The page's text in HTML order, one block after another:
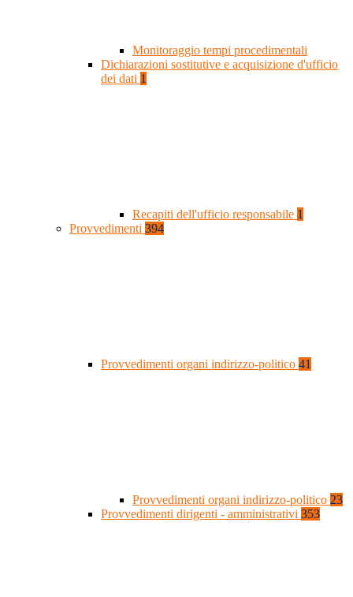
Monitoraggio tempi procedimentali
Dichiarazioni sostitutive e acquisizione d'ufficio
dei dati 1
Recapiti dell'ufficio responsabile 1
Provvedimenti 394
Provvedimenti organi indirizzo-politico 41
Provvedimenti organi indirizzo-politico 23
Provvedimenti dirigenti - amministrativi 353